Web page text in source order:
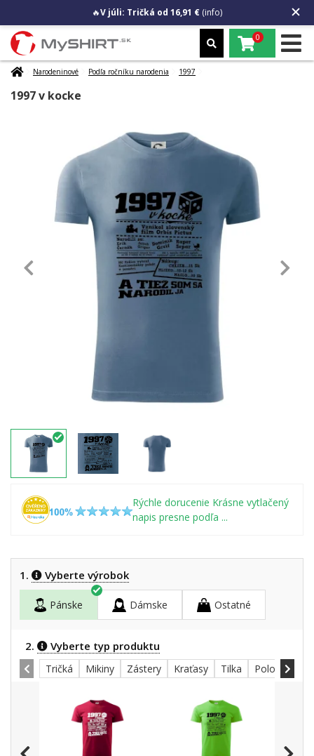
🔥V júli: Tričká od 16,91 € (info)
0
Narodeninové Podľa ročníku narodenia 1997
1997 v kocke
Rýchle dorucenie Krásne vytlačený
napis presne podľa ...
1. Vyberte výrobok
Pánske Dámske Ostatné
2. Vyberte typ produktu
Tričká Mikiny Zástery Kraťasy Tilka Polokošele